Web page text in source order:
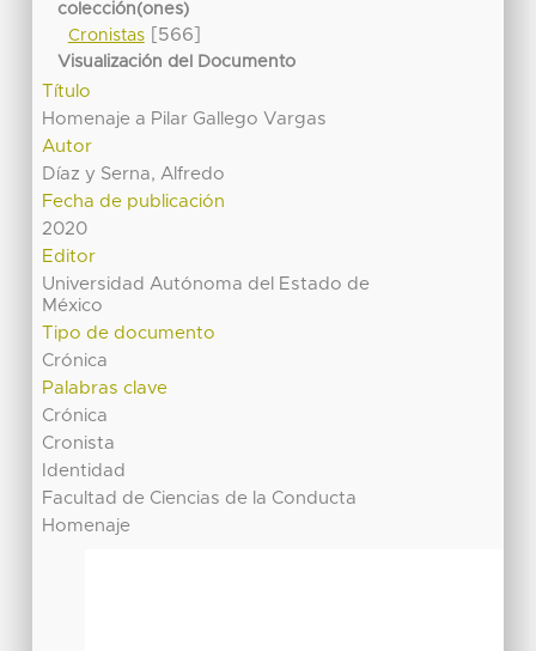
colección(ones)
Cronistas[566]
Visualización del Documento
Título
Homenaje a Pilar Gallego Vargas
Autor
Díaz y Serna, Alfredo
Fecha de publicación
2020
Editor
Universidad Autónoma del Estado de
México
Tipo de documento
Crónica
Palabras clave
Crónica
Cronista
Identidad
Facultad de Ciencias de la Conducta
Homenaje